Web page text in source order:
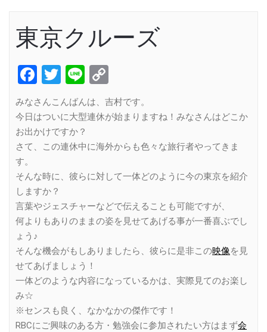
東京クルーズ
Facebook
Twitter
Line
Link
みなさんこんばんは、吉村です。
今日はついに大型連休が始まりますね！みなさんはどこか
お出かけですか？
さて、この連休中に海外からも色々な旅行者やってきま
す。
そんな時に、彼らに対して一体どのように今の東京を紹介
しますか？
言葉やジェスチャーなどで伝えることも可能ですが、
何よりもありのままの姿を見せてあげる事が一番喜ぶでし
ょう♪
そんな機会がもしありましたら、彼らに是非この映像を見
せてあげましょう！
一体どのような内容になっているかは、実際見てのお楽し
み☆
※センスも良く、なかなかの傑作です！
RBCにご興味のある方・勉強会に参加されたい方はまず会